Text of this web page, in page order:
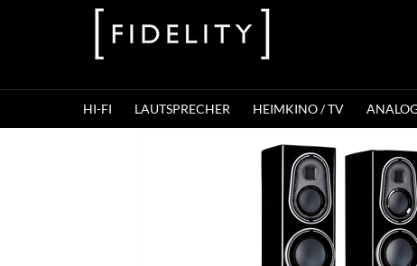
HI-FI LAUTSPRECHER HEIMKINO / TV